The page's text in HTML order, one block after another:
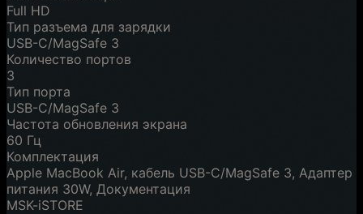
Full HD
Тип разъема для зарядки
USB-C/MagSafe 3
Количество портов
3
Тип порта
USB-C/MagSafe 3
Частота обновления экрана
60 Гц
Комплектация
Apple MacBook Air, кабель USB-C/MagSafe 3, Адаптер
питания 30W, Документация
MSK-iSTORE